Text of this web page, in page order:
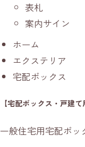
表札
案内サイン
ホーム
エクステリア
宅配ボックス
【宅配ボックス・戸建
一般住宅用宅配ボッ